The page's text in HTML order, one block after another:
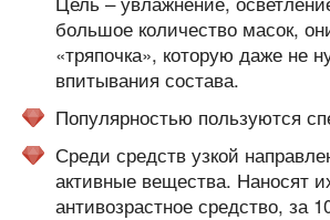
большое количество масок,
«тряпочка», которую даже не
впитывания состава.
Популярностью пользуются
Среди средств узкой
активные вещества. Наносят
антивозрастное средство, за